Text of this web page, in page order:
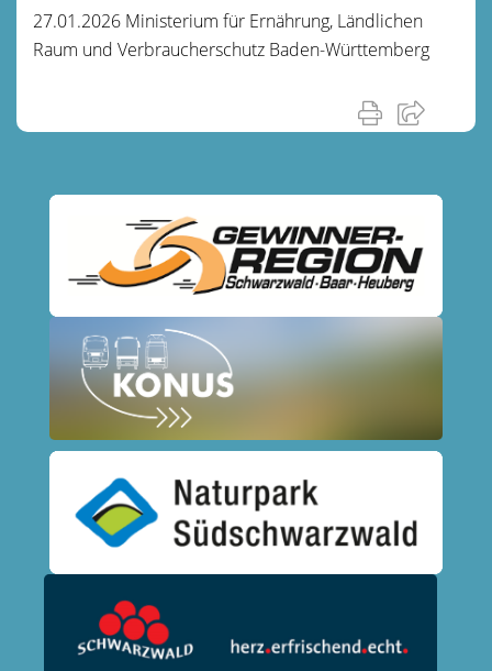
27.01.2026 Ministerium für Ernährung, Ländlichen
Raum und Verbraucherschutz Baden-Württemberg